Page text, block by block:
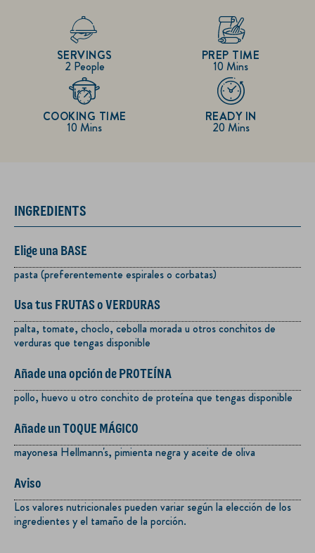
2 People
SERVINGS
10 Mins
PREP TIME
10 Mins
COOKING TIME
20 Mins
READY IN
INGREDIENTS
Elige una BASE
pasta (preferentemente espirales o corbatas)
Usa tus FRUTAS o VERDURAS
palta, tomate, choclo, cebolla morada u otros conchitos de
verduras que tengas disponible
Añade una opción de PROTEÍNA
pollo, huevo u otro conchito de proteína que tengas disponible
Añade un TOQUE MÁGICO
mayonesa Hellmann's, pimienta negra y aceite de oliva
Aviso
Los valores nutricionales pueden variar según la elección de los
ingredientes y el tamaño de la porción.